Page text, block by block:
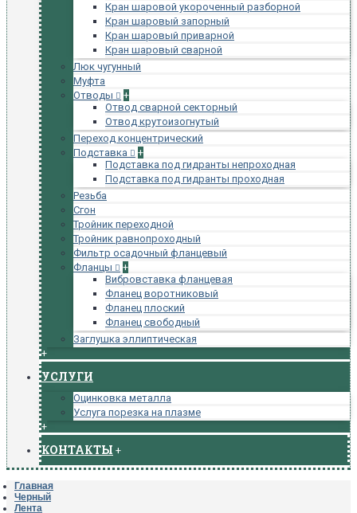
Кран шаровой укороченный разборной
Кран шаровый запорный
Кран шаровый приварной
Кран шаровый сварной
Люк чугунный
Муфта
Отводы
+
Отвод сварной секторный
Отвод крутоизогнутый
Переход концентрический
Подставка
+
Подставка под гидранты непроходная
Подставка под гидранты проходная
Резьба
Сгон
Тройник переходной
Тройник равнопроходный
Фильтр осадочный фланцевый
Фланцы
+
Вибровставка фланцевая
Фланец воротниковый
Фланец плоский
Фланец свободный
Заглушка эллиптическая
+
УСЛУГИ
Оцинковка металла
Услуга порезка на плазме
+
КОНТАКТЫ +
Главная
Черный
Лента